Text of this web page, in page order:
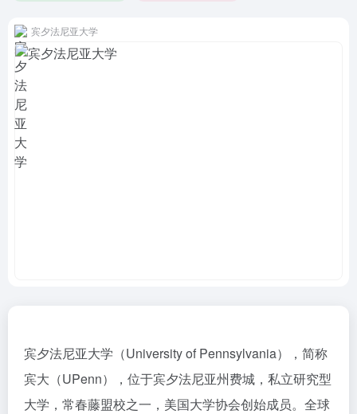
宾夕法尼亚大学
宾夕法尼亚大学（University of Pennsylvania），简称
宾大（UPenn），位于宾夕法尼亚州费城，私立研究型
大学，常春藤盟校之一，美国大学协会创始成员。全球